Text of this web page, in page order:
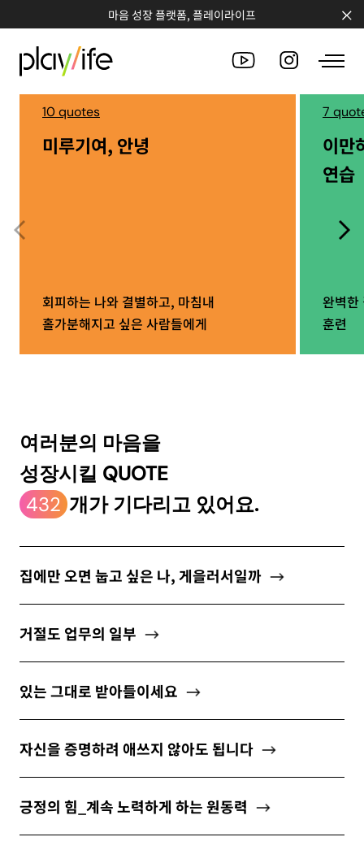
마음 성장 플랫폼, 플레이라이프
PEOPLE
QUOTE
COUNSELING
newsletter
소중한 자신의 가치를 찾도록 도와주는
개인정보 수집 및 이용약관에 동의합니다.
구독하기
10 quotes
미루기여, 안녕
회피하는 나와 결별하고, 마침내
홀가분해지고 싶은 사람들에게
7
이만
연습
완벽한
훈련
여러분의 마음을
성장시킬 QUOTE
432 개가 기다리고 있어요.
집에만 오면 눕고 싶은 나, 게을러서일까
거절도 업무의 일부
있는 그대로 받아들이세요
자신을 증명하려 애쓰지 않아도 됩니다
긍정의 힘_계속 노력하게 하는 원동력